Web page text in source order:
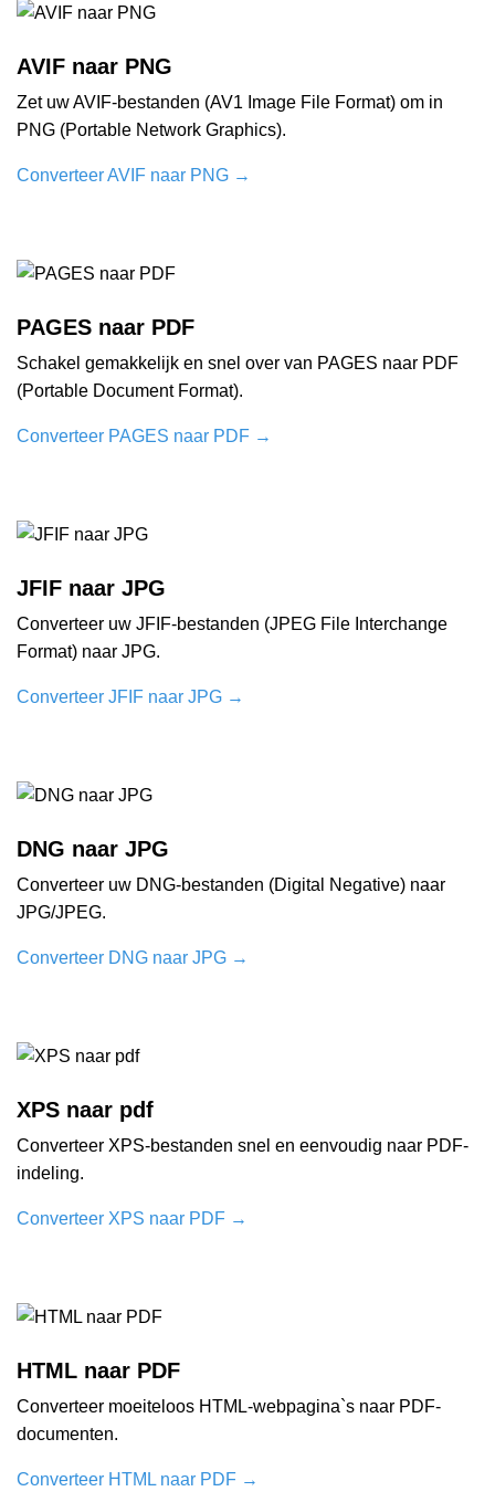
AVIF naar PNG
Zet uw AVIF-bestanden (AV1 Image File Format) om in
PNG (Portable Network Graphics).
Converteer AVIF naar PNG →
PAGES naar PDF
Schakel gemakkelijk en snel over van PAGES naar PDF
(Portable Document Format).
Converteer PAGES naar PDF →
JFIF naar JPG
Converteer uw JFIF-bestanden (JPEG File Interchange
Format) naar JPG.
Converteer JFIF naar JPG →
DNG naar JPG
Converteer uw DNG-bestanden (Digital Negative) naar
JPG/JPEG.
Converteer DNG naar JPG →
XPS naar pdf
Converteer XPS-bestanden snel en eenvoudig naar PDF-
indeling.
Converteer XPS naar PDF →
HTML naar PDF
Converteer moeiteloos HTML-webpagina`s naar PDF-
documenten.
Converteer HTML naar PDF →